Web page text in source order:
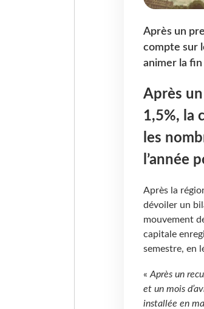
Après un
compte sur
animer la
Après
1,5%, la
les
l’année
Après la
dévoiler un
mouvement
capitale
semestre, en
« Après un
et un mois
installée en